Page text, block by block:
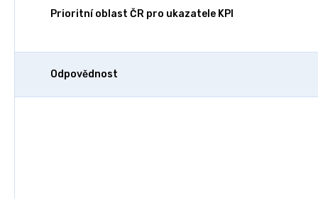
Prioritní oblast ČR pro ukazatele KPI
Odpovědnost